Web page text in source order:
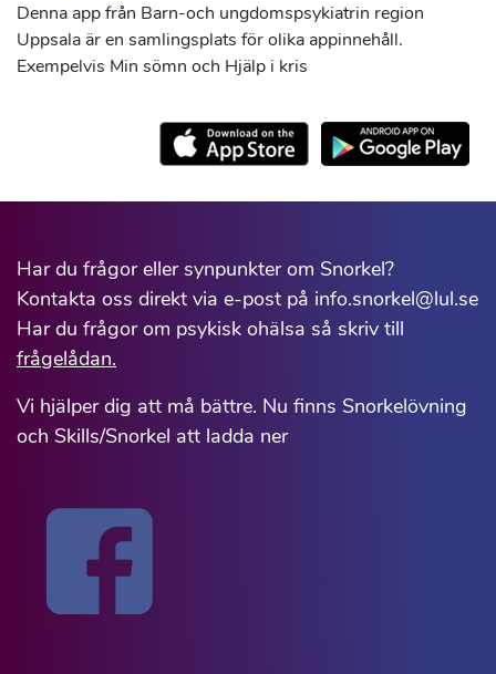
Denna app från Barn-och ungdomspsykiatrin region
Uppsala är en samlingsplats för olika appinnehåll.
Exempelvis Min sömn och Hjälp i kris
Har du frågor eller synpunkter om Snorkel?
Kontakta oss direkt via e-post på info.snorkel@lul.se
Har du frågor om psykisk ohälsa så skriv till
frågelådan.
Vi hjälper dig att må bättre. Nu finns Snorkelövning
och Skills/Snorkel att ladda ner